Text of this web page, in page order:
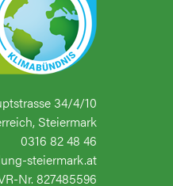
34/4/10
Steiermark
0316 82 48 46
steiermark.at
Nr. 827485596